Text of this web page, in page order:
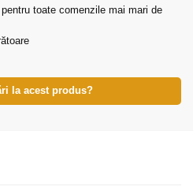
toate comenzile mai mari de
la acest produs?